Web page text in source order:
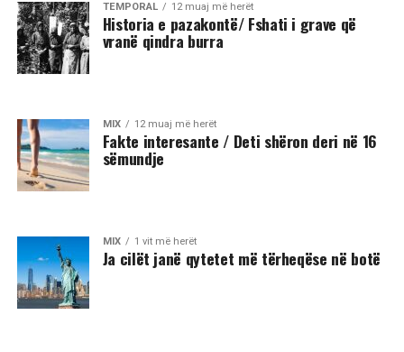
TEMPORAL 12 muaj më herët
Historia e pazakontë/ Fshati i grave që
vranë qindra burra
MIX 12 muaj më herët
Fakte interesante / Deti shëron deri në 16
sëmundje
MIX 1 vit më herët
Ja cilët janë qytetet më tërheqëse në botë